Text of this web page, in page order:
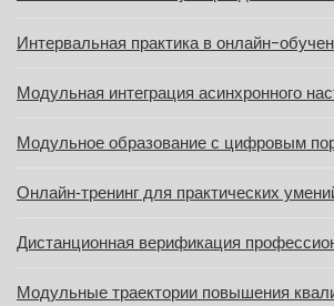
Интервальная практика в онлайн-
Модульная интеграция асинхронного
Модульное образование с цифровым
Онлайн‑тренинг для практических
Дистанционная верификация
Модульные траектории повышения